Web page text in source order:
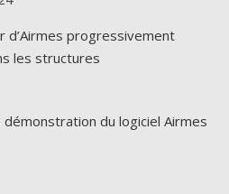
d’Airmes progressivement
les structures
démonstration du logiciel Airmes